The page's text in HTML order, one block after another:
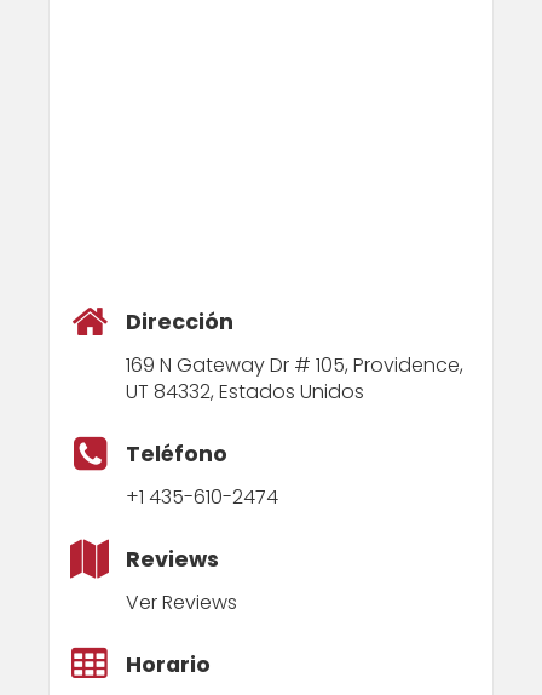
Dirección
169 N Gateway Dr # 105, Providence,
UT 84332, Estados Unidos
Teléfono
+1 435-610-2474
Reviews
Ver Reviews
Horario